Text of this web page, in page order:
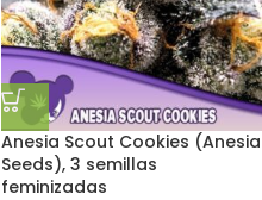
Anesia Scout Cookies (Anesia
Seeds), 3 semillas
feminizadas